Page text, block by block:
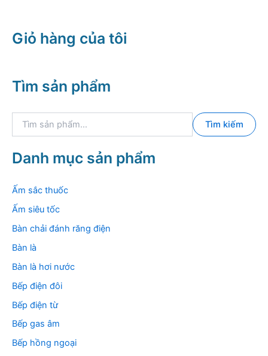
Giỏ hàng của tôi
Tìm sản phẩm
k
i
m
Tìm kiếm
Danh mục sản phẩm
Ấm sắc thuốc
Ấm siêu tốc
Bàn chải đánh răng điện
Bàn là
Bàn là hơi nước
Bếp điện đôi
Bếp điện từ
Bếp gas âm
Bếp hồng ngoại